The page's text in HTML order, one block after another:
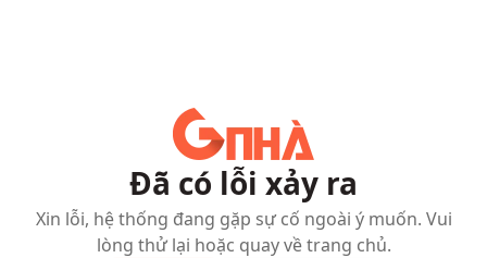
Đã có lỗi xảy ra
Xin lỗi, hệ thống đang gặp sự cố ngoài ý muốn. Vui
lòng thử lại hoặc quay về trang chủ.